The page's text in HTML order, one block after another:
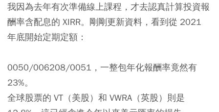
我因為去年有次準備線上課程，才去認真計算投資報
酬率含配息的 XIRR。剛剛更新資料，看到從 2021
年底開始定期定額：
0050/006208/0051，一整包年化報酬率竟然有
23%。
全球股票的 VT（美股）和 VWRA（英股）則是